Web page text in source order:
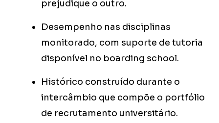
prejudique o outro.
Desempenho nas disciplinas
monitorado, com suporte de tutoria
disponível no boarding school.
Histórico construído durante o
intercâmbio que compõe o portfólio
de recrutamento universitário.